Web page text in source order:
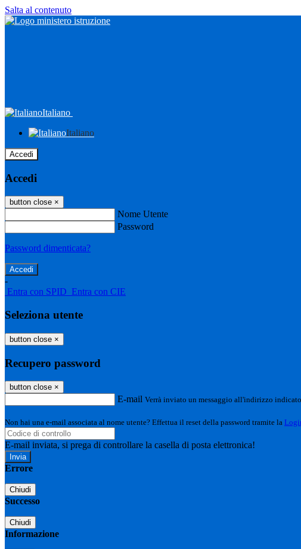
Salta al contenuto
Italiano
Italiano
Accedi
Accedi
button close ×
Nome Utente
Password
Password dimenticata?
-
Entra con SPID Entra con CIE
Seleziona utente
button close ×
Recupero password
button close ×
E-mail Verrà inviato un messaggio all'indirizzo
Non hai una e-mail associata al nome utente? Effettua il reset della password tramite la
E-mail inviata, si prega di controllare la casella di posta elettronica!
Errore
Chiudi
Successo
Chiudi
Informazione